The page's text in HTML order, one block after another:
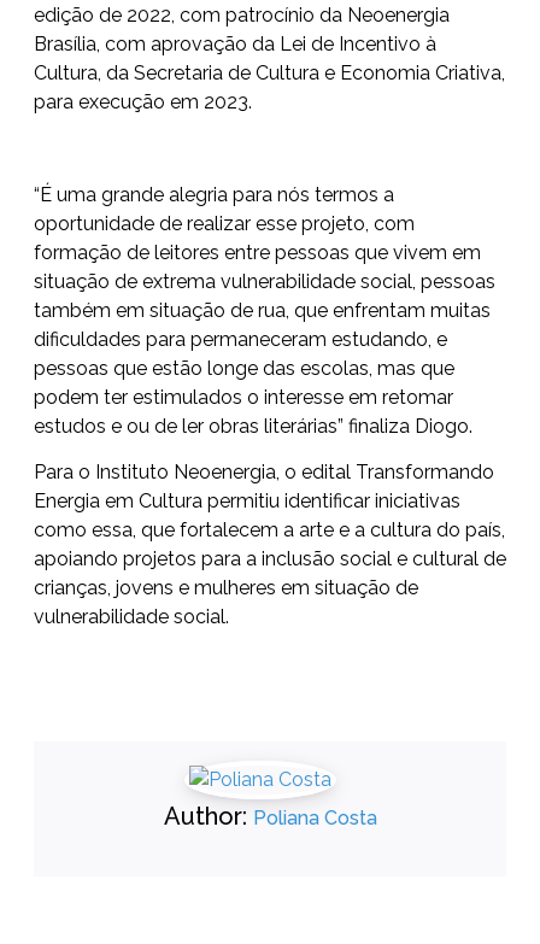
edição de 2022, com patrocínio da Neoenergia
Brasília, com aprovação da Lei de Incentivo à
Cultura, da Secretaria de Cultura e Economia Criativa,
para execução em 2023.
“É uma grande alegria para nós termos a
oportunidade de realizar esse projeto, com
formação de leitores entre pessoas que vivem em
situação de extrema vulnerabilidade social, pessoas
também em situação de rua, que enfrentam muitas
dificuldades para permaneceram estudando, e
pessoas que estão longe das escolas, mas que
podem ter estimulados o interesse em retomar
estudos e ou de ler obras literárias” finaliza Diogo.
Para o Instituto Neoenergia, o edital Transformando
Energia em Cultura permitiu identificar iniciativas
como essa, que fortalecem a arte e a cultura do país,
apoiando projetos para a inclusão social e cultural de
crianças, jovens e mulheres em situação de
vulnerabilidade social.
Author: Poliana Costa